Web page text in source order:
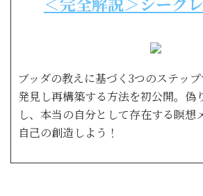
ブッダの教えに基づく3つのステッ
発見し再構築する方法を初公開。偽
し、本当の自分として存在する瞑想
自己の創造しよう！